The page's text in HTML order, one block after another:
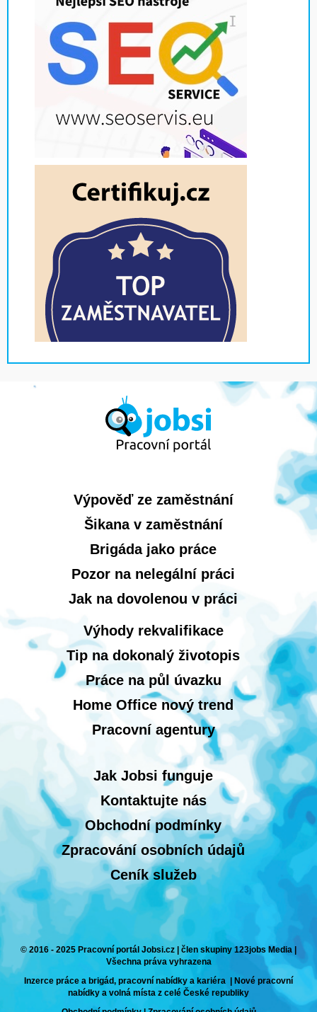
Výpověď ze zaměstnání
Šikana v zaměstnání
Brigáda jako práce
Pozor na nelegální práci
Jak na dovolenou v práci
Výhody rekvalifikace
Tip na dokonalý životopis
Práce na půl úvazku
Home Office nový trend
Pracovní agentury
Jak Jobsi funguje
Kontaktujte nás
Obchodní podmínky
Zpracování osobních údajů
Ceník služeb
© 2016 - 2025 Pracovní portál Jobsi.cz | člen skupiny 123jobs Media |
Všechna práva vyhrazena
Inzerce práce a brigád, pracovní nabídky a kariéra | Nové pracovní
nabídky a volná místa z celé České republiky